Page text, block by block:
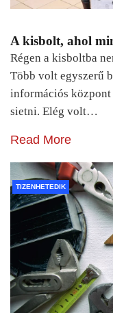
A kisbolt, ahol
Régen a kisboltba
Több volt egyszerű
információs központ
sietni. Elég volt…
Read More
TIZENHETEDIK